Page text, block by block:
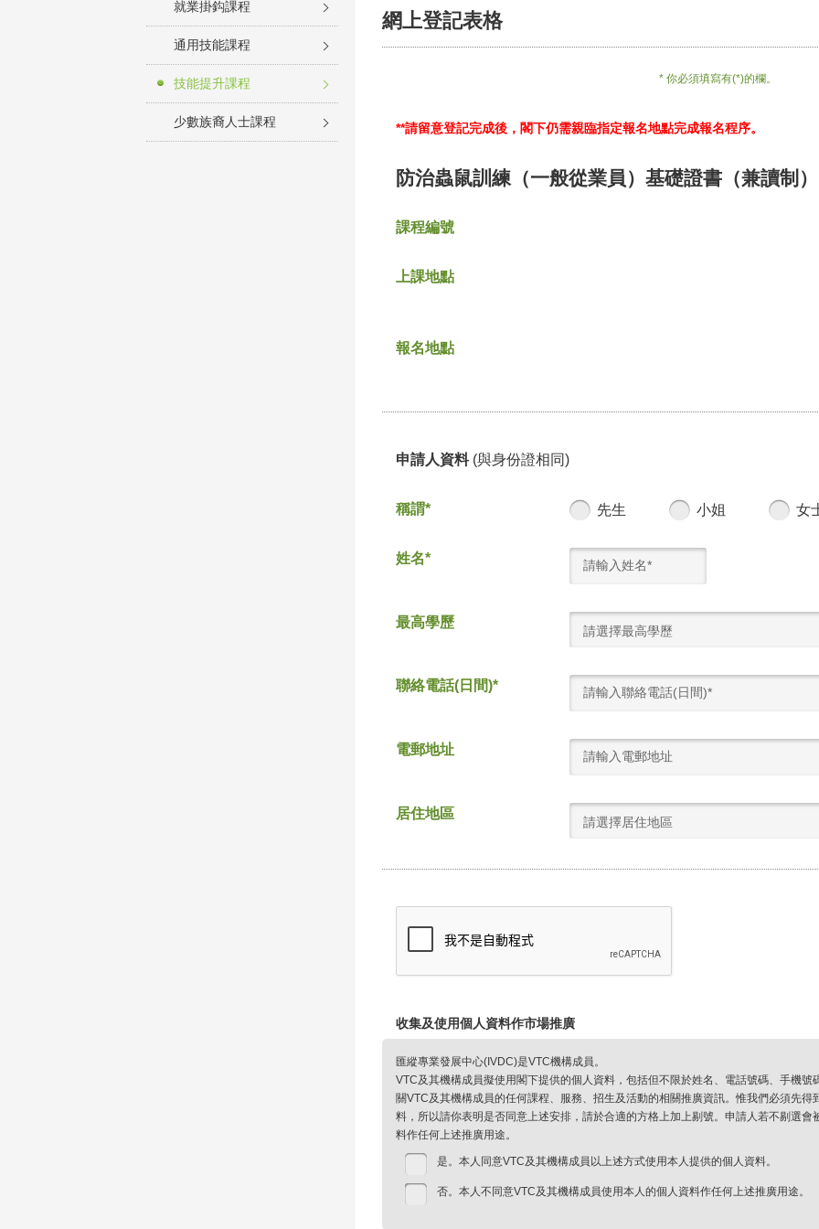
就業掛鈎課程
通用技能課程
技能提升課程
少數族裔人士課程
網上登記表格
* 你必須填寫有(*)的欄。
**請留意登記完成後，閣下仍需親臨指定報名地點完成報名程序。
防治蟲鼠訓練（一般從業員）基礎證書（兼讀制）
課程編號
上課地點
報名地點
申請人資料 (與身份證相同)
稱謂* 先生 小姐 女
姓名*
最高學歷
請選擇最高學歷
聯絡電話(日間)*
電郵地址
居住地區
請選擇居住地區
收集及使用個人資料作市場推廣
匯縱專業發展中心(IVDC)是VTC機構成員。
VTC及其機構成員擬使用閣下提供的個人資料，包括但不限於姓名、電話號碼、手機
關VTC及其機構成員的任何課程、服務、招生及活動的相關推廣資訊。惟我們必須先
料，所以請你表明是否同意上述安排，請於合適的方格上加上剔號。申請人若不剔選
料作任何上述推廣用途。
是。本人同意VTC及其機構成員以上述方式使用本人提供的個人資料。
否。本人不同意VTC及其機構成員使用本人的個人資料作任何上述推廣用途。